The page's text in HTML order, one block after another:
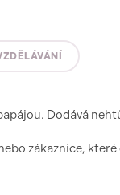
Dodává
zákaznice,